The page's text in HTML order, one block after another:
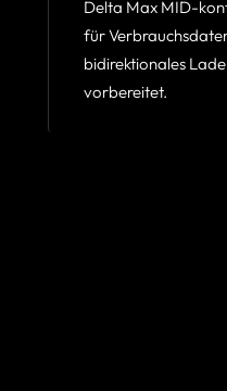
Delta Max MID-
für
bidirektionales
vorbereitet.